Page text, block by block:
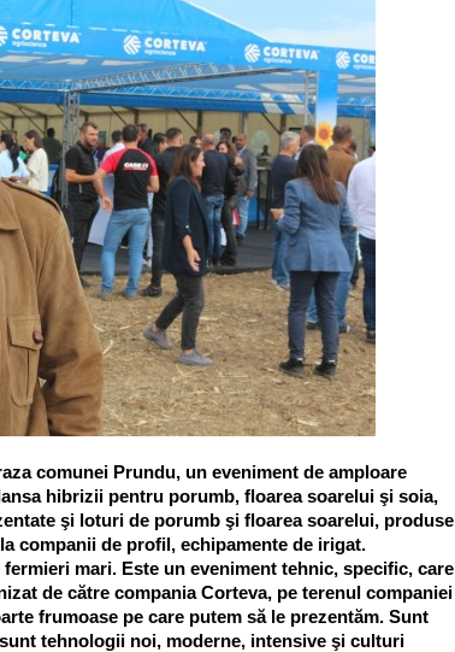
comunei Prundu, un eveniment de amploare
hibrizii pentru porumb, floarea soarelui şi soia,
şi loturi de porumb şi floarea soarelui, produse
companii de profil, echipamente de irigat.
mari. Este un eveniment tehnic, specific, care
de către compania Corteva, pe terenul companiei
frumoase pe care putem să le prezentăm. Sunt
tehnologii noi, moderne, intensive şi culturi